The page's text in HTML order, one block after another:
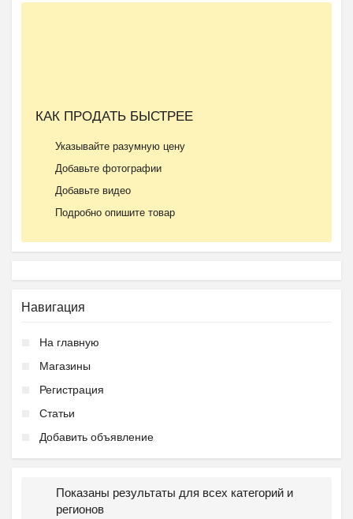
КАК ПРОДАТЬ БЫСТРЕЕ
Указывайте разумную цену
Добавьте фотографии
Добавьте видео
Подробно опишите товар
Навигация
На главную
Магазины
Регистрация
Статьи
Добавить объявление
Показаны результаты для всех категорий и
регионов